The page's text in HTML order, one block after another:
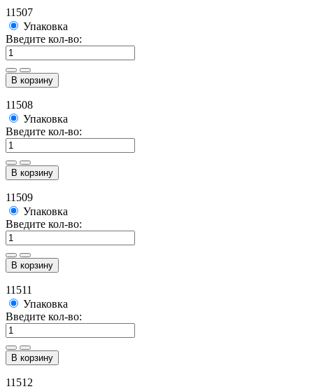
11507
Упаковка
Введите кол-во:
В корзину
11508
Упаковка
Введите кол-во:
В корзину
11509
Упаковка
Введите кол-во:
В корзину
11511
Упаковка
Введите кол-во:
В корзину
11512